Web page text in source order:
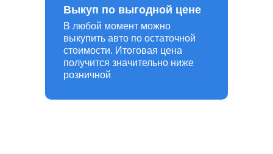
В любой момент можно
выкупить авто по остаточной
стоимости. Итоговая цена
получится значительно ниже
розничной
Выкуп по выгодной цене